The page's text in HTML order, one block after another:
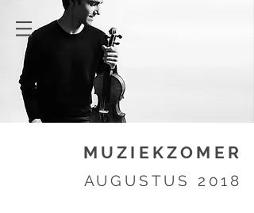
MUZIEKZOMER
2018 AUGUSTUS